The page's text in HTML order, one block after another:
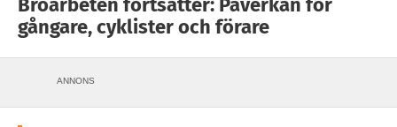
gångare, cyklister och förare
ANNONS